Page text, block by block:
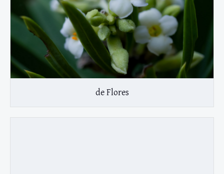
de Flores